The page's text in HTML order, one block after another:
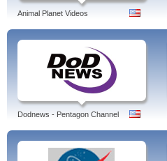
Animal Planet Videos
Dodnews - Pentagon Channel